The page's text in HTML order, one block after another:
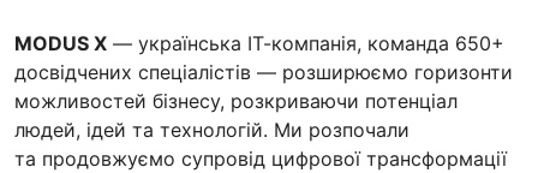
MODUS X — українська ІТ-компанія, команда 650+
досвідчених спеціалістів — розширюємо горизонти
можливостей бізнесу, розкриваючи потенціал
людей, ідей та технологій. Ми розпочали
та продовжуємо супровід цифрової трансформації